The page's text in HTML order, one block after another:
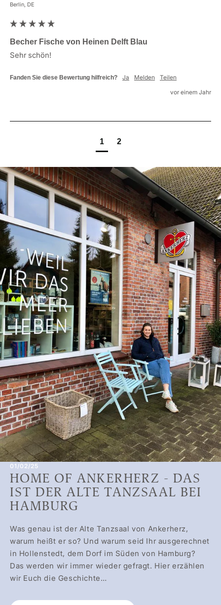
Berlin, DE
Becher Fische von Heinen Delft Blau
Sehr schön!
Fanden Sie diese Bewertung hilfreich? Ja Melden
Teilen
vor einem Jahr
1 2
01/02/25
HOME OF ANKERHERZ - DAS
IST DER ALTE TANZSAAL BEI
HAMBURG
Was genau ist der Alte Tanzsaal von Ankerherz,
warum heißt er so? Und warum seid Ihr ausgerechnet
in Hollenstedt, dem Dorf im Süden von Hamburg?
Das werden wir immer wieder gefragt. Hier erzählen
wir Euch die Geschichte…